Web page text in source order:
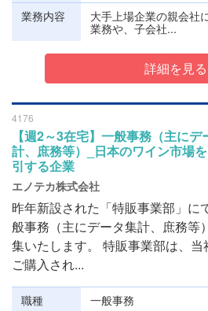
業務内容
大手上場企業の親会社
業務や、子会社...
詳細を見る
4176
【週2～3在宅】一般事務（主にデ
計、庶務等）_日本のワイン市場
引する企業
エノテカ株式会社
昨年新設された「特販事業部」に
般事務（主にデータ集計、庶務等
集いたします。 特販事業部は、
ご購入され...
職種
一般事務